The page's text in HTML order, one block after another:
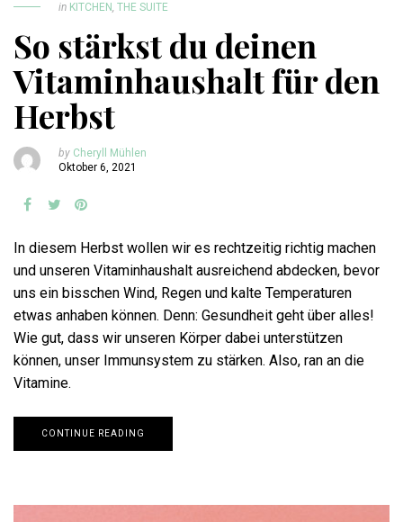
in KITCHEN, THE SUITE
So stärkst du deinen
Vitaminhaushalt für den
Herbst
by Cheryll Mühlen
Oktober 6, 2021
In diesem Herbst wollen wir es rechtzeitig richtig machen
und unseren Vitaminhaushalt ausreichend abdecken, bevor
uns ein bisschen Wind, Regen und kalte Temperaturen
etwas anhaben können. Denn: Gesundheit geht über alles!
Wie gut, dass wir unseren Körper dabei unterstützen
können, unser Immunsystem zu stärken. Also, ran an die
Vitamine.
CONTINUE READING